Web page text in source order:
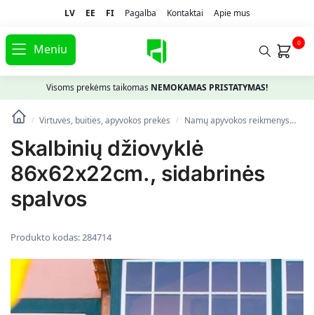
LV EE FI Pagalba Kontaktai Apie mus
Meniu 0
Visoms prekėms taikomas NEMOKAMAS PRISTATYMAS!
/ Virtuvės, buities, apyvokos prekės / Namų apyvokos reikmenys
Skalbinių džiovyklė
86x62x22cm., sidabrinės
spalvos
Produkto kodas:284714